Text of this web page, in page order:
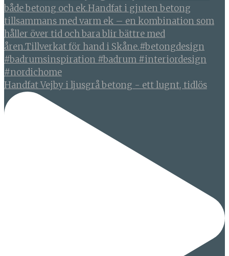
Handfat Vejby i ljusgrå betong - ett lugnt, tidlös